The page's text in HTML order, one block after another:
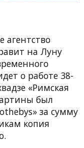
агентство
на Луну
о работе 38-
«Римская
был
за сумму
копия